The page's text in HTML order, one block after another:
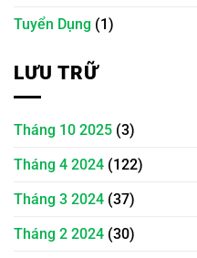
Tuyển Dụng (1)
LƯU TRỮ
Tháng 10 2025 (3)
Tháng 4 2024 (122)
Tháng 3 2024 (37)
Tháng 2 2024 (30)